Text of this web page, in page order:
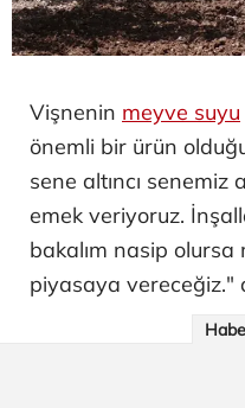
Vişnenin meyve suyu
önemli bir ürün
sene altıncı
emek veriyoruz.
bakalım nasip olursa
piyasaya vereceğiz."